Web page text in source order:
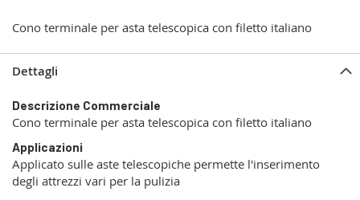
Cono terminale per asta telescopica con filetto italiano
Dettagli
Descrizione Commerciale
Cono terminale per asta telescopica con filetto italiano
Applicazioni
Applicato sulle aste telescopiche permette l'inserimento
degli attrezzi vari per la pulizia